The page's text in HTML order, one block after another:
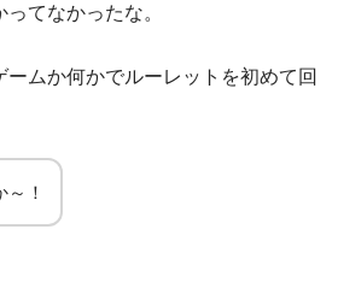
てなかったな。
ームか何かでルーレットを初めて回
～！